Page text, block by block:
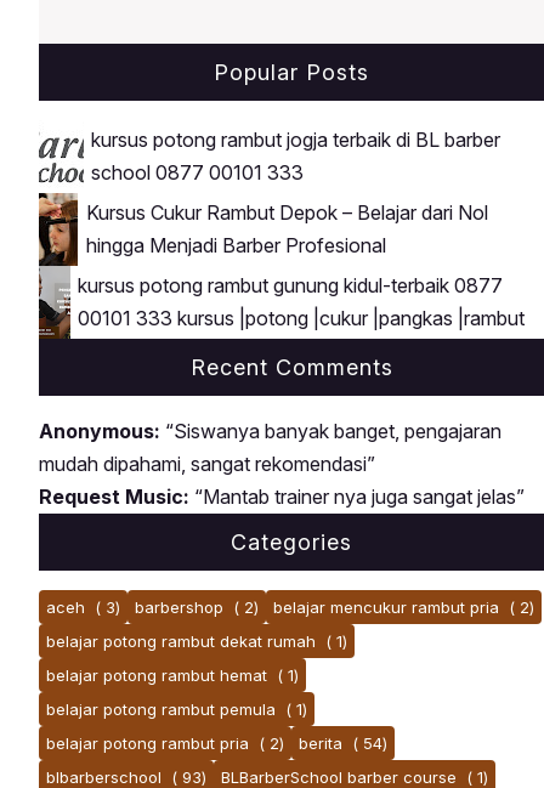
Popular Posts
kursus potong rambut jogja terbaik di BL barber
school 0877 00101 333
Kursus Cukur Rambut Depok – Belajar dari Nol
hingga Menjadi Barber Profesional
kursus potong rambut gunung kidul-terbaik 0877
00101 333 kursus |potong |cukur |pangkas |rambut
Recent Comments
Anonymous: “Siswanya banyak banget, pengajaran
mudah dipahami, sangat rekomendasi”
Request Music: “Mantab trainer nya juga sangat jelas”
Categories
aceh ( 3) barbershop ( 2) belajar mencukur rambut pria
( 2)
belajar potong rambut dekat rumah
( 1)
belajar potong rambut hemat ( 1)
belajar potong rambut pemula
( 1)
belajar potong rambut pria
( 2) berita
( 54)
blbarberschool
( 93) BLBarberSchool barber course
( 1)